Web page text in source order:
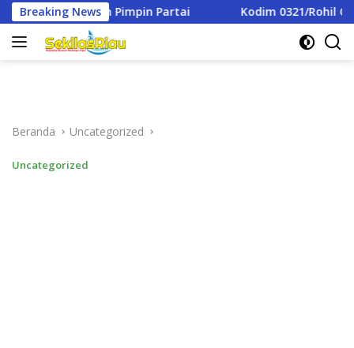
Langsung
ke
konten
Breaking NewsKodim 0321/Rohil Gelar Syukuran Dan Doa
Beranda Uncategorized
Uncategorized